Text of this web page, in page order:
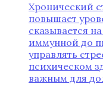
Хронический
повышает
сказывается
иммунной до
управлять
психическом
важным для